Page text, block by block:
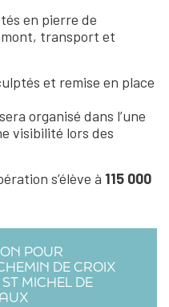
en pierre de
transport et
et remise en place
organisé dans l’une
visibilité lors des
s’élève à 115 000
POUR
DE CROIX
MICHEL DE